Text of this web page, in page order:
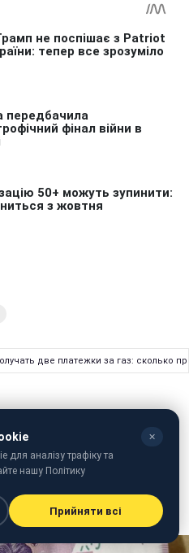
две платежки за газ: сколько
придется
приходить по две
✕
аналізу трафіку та
нашу Політику
Прийняти всі